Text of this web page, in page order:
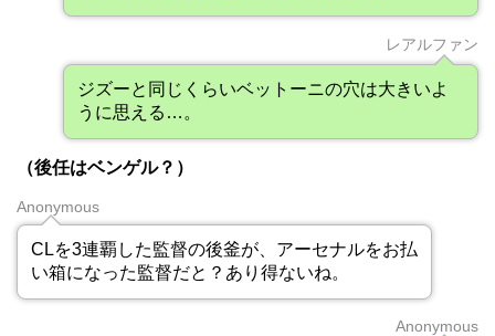
レアルファン
ジズーと同じくらいベットーニの穴は大きいよ
うに思える…。
（後任はベンゲル？）
Anonymous
CLを3連覇した監督の後釜が、アーセナルをお払
い箱になった監督だと？あり得ないね。
Anonymous